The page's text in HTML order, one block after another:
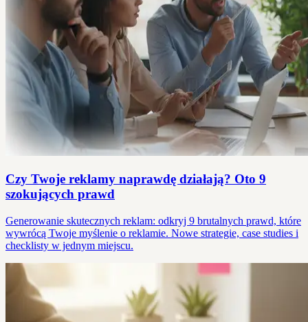
Czy Twoje reklamy naprawdę działają? Oto 9
szokujących prawd
Generowanie skutecznych reklam: odkryj 9 brutalnych prawd, które
wywrócą Twoje myślenie o reklamie. Nowe strategie, case studies i
checklisty w jednym miejscu.